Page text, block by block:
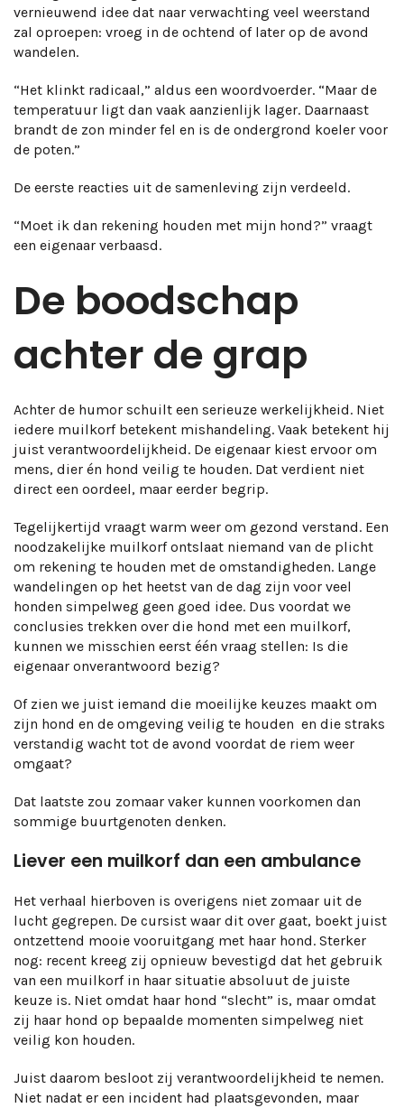
vernieuwend idee dat naar verwachting veel weerstand
zal oproepen: vroeg in de ochtend of later op de avond
wandelen.
“Het klinkt radicaal,” aldus een woordvoerder. “Maar de
temperatuur ligt dan vaak aanzienlijk lager. Daarnaast
brandt de zon minder fel en is de ondergrond koeler voor
de poten.”
De eerste reacties uit de samenleving zijn verdeeld.
“Moet ik dan rekening houden met mijn hond?” vraagt
een eigenaar verbaasd.
De boodschap
achter de grap
Achter de humor schuilt een serieuze werkelijkheid. Niet
iedere muilkorf betekent mishandeling. Vaak betekent hij
juist verantwoordelijkheid. De eigenaar kiest ervoor om
mens, dier én hond veilig te houden. Dat verdient niet
direct een oordeel, maar eerder begrip.
Tegelijkertijd vraagt warm weer om gezond verstand. Een
noodzakelijke muilkorf ontslaat niemand van de plicht
om rekening te houden met de omstandigheden. Lange
wandelingen op het heetst van de dag zijn voor veel
honden simpelweg geen goed idee. Dus voordat we
conclusies trekken over die hond met een muilkorf,
kunnen we misschien eerst één vraag stellen: Is die
eigenaar onverantwoord bezig?
Of zien we juist iemand die moeilijke keuzes maakt om
zijn hond en de omgeving veilig te houden en die straks
verstandig wacht tot de avond voordat de riem weer
omgaat?
Dat laatste zou zomaar vaker kunnen voorkomen dan
sommige buurtgenoten denken.
Liever een muilkorf dan een ambulance
Het verhaal hierboven is overigens niet zomaar uit de
lucht gegrepen. De cursist waar dit over gaat, boekt juist
ontzettend mooie vooruitgang met haar hond. Sterker
nog: recent kreeg zij opnieuw bevestigd dat het gebruik
van een muilkorf in haar situatie absoluut de juiste
keuze is. Niet omdat haar hond “slecht” is, maar omdat
zij haar hond op bepaalde momenten simpelweg niet
veilig kon houden.
Juist daarom besloot zij verantwoordelijkheid te nemen.
Niet nadat er een incident had plaatsgevonden, maar